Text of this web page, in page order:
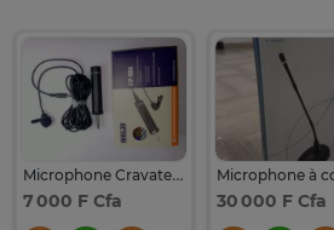
Microphone Cravate à Condensateur omnidirectionnel
7 000 F Cfa 30 000 F Cfa